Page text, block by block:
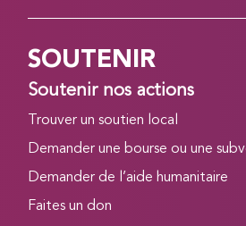
SOUTENIR
Soutenir nos actions
Trouver un soutien local
Demander une bourse ou une
Demander de l’aide humanitaire
Faites un don